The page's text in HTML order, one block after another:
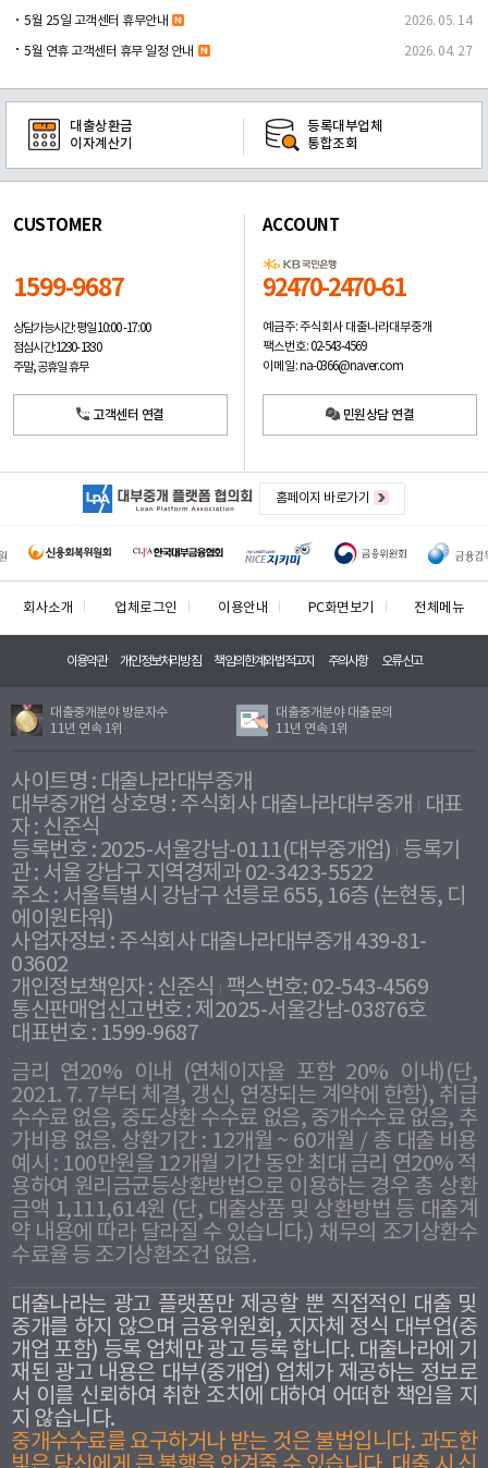
5월 25일 고객센터 휴무안내 2026. 05. 14
5월 연휴 고객센터 휴무 일정 안내 2026. 04. 27
대출상환금
이자계산기
등록대부업체
통합조회
CUSTOMER
1599-9687
상담가능시간: 평일10:00 -17:00
점심시간: 12:30 - 13:30
주말, 공휴일 휴무
고객센터 연결
ACCOUNT
92470-2470-61
예금주: 주식회사 대출나라대부중개
팩스번호: 02-543-4569
이메일: na-0366@naver.com
민원상담 연결
홈페이지 바로가기
회사소개 업체로그인 이용안내 PC화면보기 전체메뉴
이용약관 개인정보처리방침 책임의한계와법적고지 주의사항 오류신고
대출중개분야 방문자수
11년 연속 1위
대출중개분야 대출문의
11년 연속 1위
사이트명 : 대출나라대부중개
대부중개업 상호명 : 주식회사 대출나라대부중개
대표
자 : 신준식
등록번호 : 2025-서울강남-0111(대부중개업) 등록기
관 : 서울 강남구 지역경제과 02-3423-5522
주소 : 서울특별시 강남구 선릉로 655, 16층 (논현동, 디
에이원타워)
사업자정보 : 주식회사 대출나라대부중개 439-81-
03602
개인정보책임자 : 신준식
팩스번호: 02-543-4569
통신판매업신고번호 : 제2025-서울강남-03876호
대표번호 : 1599-9687
금리 연20% 이내 (연체이자율 포함 20% 이내)(단,
2021. 7. 7부터 체결, 갱신, 연장되는 계약에 한함), 취급
수수료 없음, 중도상환 수수료 없음, 중개수수료 없음, 추
가비용 없음. 상환기간 : 12개월 ~ 60개월 / 총 대출 비용
예시 : 100만원을 12개월 기간 동안 최대 금리 연20% 적
용하여 원리금균등상환방법으로 이용하는 경우 총 상환
금액 1,111,614원 (단, 대출상품 및 상환방법 등 대출계
약 내용에 따라 달라질 수 있습니다.) 채무의 조기상환수
수료율 등 조기상환조건 없음.
대출나라는 광고 플랫폼만 제공할 뿐 직접적인 대출 및
중개를 하지 않으며 금융위원회, 지자체 정식 대부업(중
개업 포함) 등록 업체만 광고 등록 합니다. 대출나라에 기
재된 광고 내용은 대부(중개업) 업체가 제공하는 정보로
서 이를 신뢰하여 취한 조치에 대하여 어떠한 책임을 지
지 않습니다.
중개수수료를 요구하거나 받는 것은 불법입니다. 과도한